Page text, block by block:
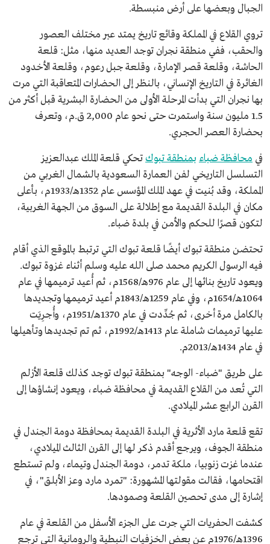
الجبال وبعضها على أرض منبسطة.
تروي القلاع في المملكة وقائع تاريخ يمتد عبر مختلف العصور
والحقب، ففي منطقة نجران توجد العديد منها، مثل: قلعة
الحاشة، وقلعة قصر الإمارة، وقلعة جبل رعوم، وقلعة الأخدود
الغائرة في التاريخ الإنساني، بالنظر إلى الحضارات المتعاقبة التي مرت
بها نجران التي بدأت المرحلة الأولى من الحضارة البشرية قبل أكثر من
1.5 مليون سنة واستمرت حتى نحو عام 2,000 ق.م، وتعرف
بحضارة العصر الحجري.
في محافظة ضباء بمنطقة تبوكتحكي قلعة الملك عبدالعزيز
التسلسل التاريخي لفن العمارة السعودية بالشمال الغربي من
المملكة، وقد بُنيت في عهد الملك المؤسس عام 1352هـ/1933م، بأعلى
مكان في البلدة القديمة مع إطلالة على السوق من الجهة الغربية،
لتكون قصرًا للحكم والأمن في بلدة ضباء.
تحتضن منطقة تبوك أيضًا قلعة تبوك التي ترتبط بالموقع الذي أقام
فيه الرسول الكريم محمد صلى الله عليه وسلم أثناء غزوة تبوك.
ويعود تاريخ بنائها إلى عام 976هـ/1568م، ثم أُعيد ترميمها في عام
1064هـ/1654م، وفي عام 1259هـ/1843م أعيد ترميمها وتجديدها
بالكامل مرة أخرى، ثم جُدِّدت في عام 1370هـ/1951م، وأُجرِيَت
عليها ترميمات شاملة عام 1413هـ/1992م، ثم تم تجديدها وتأهيلها
في عام 1434هـ/2013م.
على طريق "ضباء- الوجه" بمنطقة تبوك توجد كذلك قلعة الأزلم
التي تُعد من القلاع القديمة في محافظة ضباء، ويعود إنشاؤها إلى
القرن الرابع عشر الميلادي.
تقع قلعة مارد الأثرية في البلدة القديمة بمحافظة دومة الجندل في
منطقة الجوف، ويرجع أقدم ذكر لها إلى القرن الثالث الميلادي،
عندما غزت زنوبيا، ملكة تدمر، دومة الجندل وتيماء، ولم تستطع
اقتحامها، فقالت مقولتها المشهورة: "تمرد مارد وعز الأبلق"، في
إشارة إلى مدى تحصين القلعة وصمودها.
كشفت الحفريات التي جرت على الجزء الأسفل من القلعة في عام
1396هـ/1976م عن بعض الخزفيات النبطية والرومانية التي ترجع